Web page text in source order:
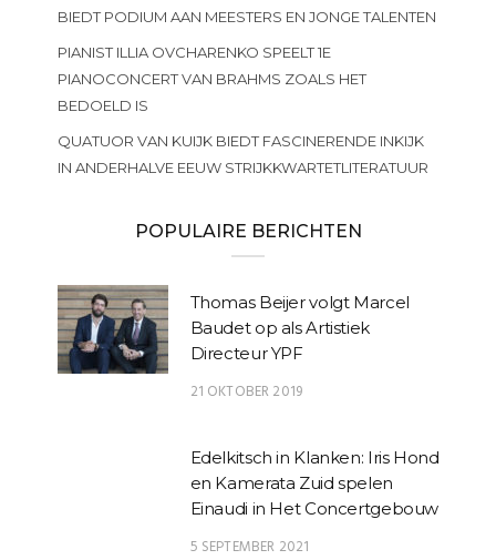
BIEDT PODIUM AAN MEESTERS EN JONGE TALENTEN
PIANIST ILLIA OVCHARENKO SPEELT 1E
PIANOCONCERT VAN BRAHMS ZOALS HET
BEDOELD IS
QUATUOR VAN KUIJK BIEDT FASCINERENDE INKIJK
IN ANDERHALVE EEUW STRIJKKWARTETLITERATUUR
POPULAIRE BERICHTEN
Thomas Beijer volgt Marcel
Baudet op als Artistiek
Directeur YPF
21 OKTOBER 2019
Edelkitsch in Klanken: Iris Hond
en Kamerata Zuid spelen
Einaudi in Het Concertgebouw
5 SEPTEMBER 2021